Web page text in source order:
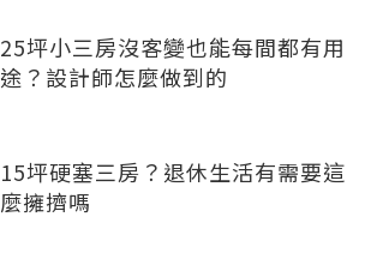
25坪小三房沒客變也能每間都有用
途？設計師怎麼做到的
15坪硬塞三房？退休生活有需要這
麼擁擠嗎